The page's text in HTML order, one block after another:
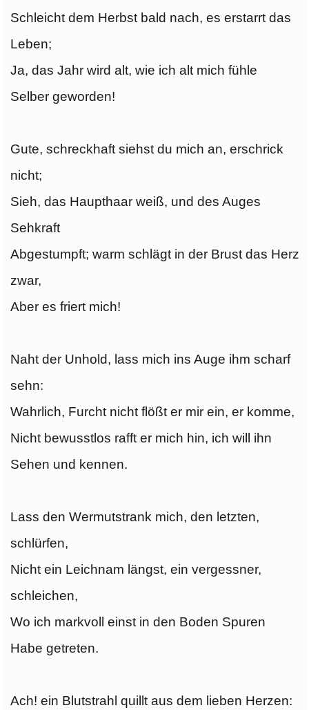
Schleicht dem Herbst bald nach, es erstarrt das
Leben;
Ja, das Jahr wird alt, wie ich alt mich fühle
Selber geworden!
Gute, schreckhaft siehst du mich an, erschrick
nicht;
Sieh, das Haupthaar weiß, und des Auges
Sehkraft
Abgestumpft; warm schlägt in der Brust das Herz
zwar,
Aber es friert mich!
Naht der Unhold, lass mich ins Auge ihm scharf
sehn:
Wahrlich, Furcht nicht flößt er mir ein, er komme,
Nicht bewusstlos rafft er mich hin, ich will ihn
Sehen und kennen.
Lass den Wermutstrank mich, den letzten,
schlürfen,
Nicht ein Leichnam längst, ein vergessner,
schleichen,
Wo ich markvoll einst in den Boden Spuren
Habe getreten.
Ach! ein Blutstrahl quillt aus dem lieben Herzen: